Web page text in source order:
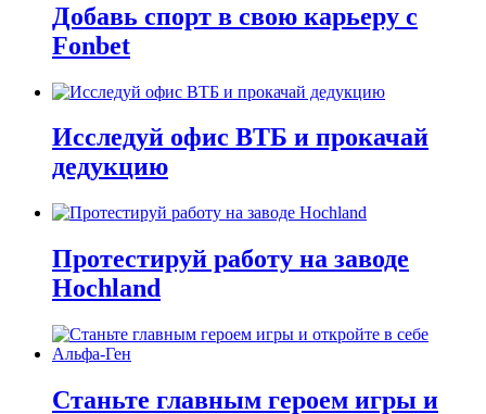
Добавь спорт в свою карьеру с
Fonbet
Исследуй офис ВТБ и прокачай
дедукцию
Протестируй работу на заводе
Hochland
Станьте главным героем игры и